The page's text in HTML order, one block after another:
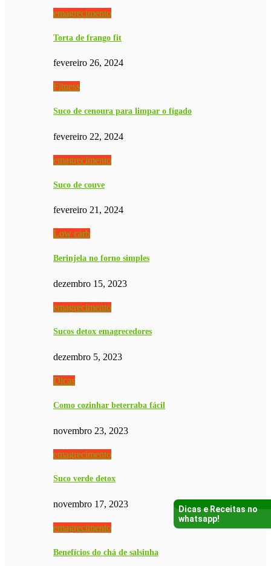
emagrecimento
Torta de frango fit
fevereiro 26, 2024
Fitness
Suco de cenoura para limpar o fígado
fevereiro 22, 2024
emagrecimento
Suco de couve
fevereiro 21, 2024
Low carb
Berinjela no forno simples
dezembro 15, 2023
emagrecimento
Sucos detox emagrecedores
dezembro 5, 2023
Dicas
Como cozinhar beterraba fácil
novembro 23, 2023
emagrecimento
Suco verde detox
novembro 17, 2023
emagrecimento
Benefícios do chá de salsinha
Dicas e Receitas no
whatsapp!